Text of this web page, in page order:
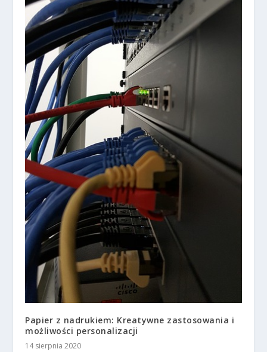
Papier z nadrukiem: Kreatywne zastosowania i
możliwości personalizacji
14 sierpnia 2020